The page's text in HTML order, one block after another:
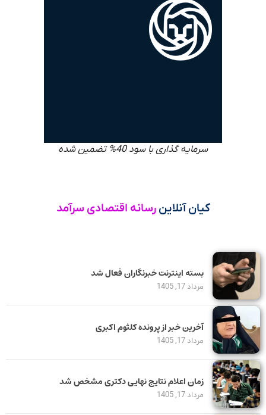
سرمایه گذاری با سود 40% تضمین شده
کیان آنلاین رسانه اقتصادی سرآمد
بسته اینترنت خبرنگاران فعال شد
مرداد 17, 1405
آخرین خبر از پرونده کلثوم اکبری
مرداد 17, 1405
زمان اعلام نتایج نهایی دکتری مشخص شد
مرداد 17, 1405